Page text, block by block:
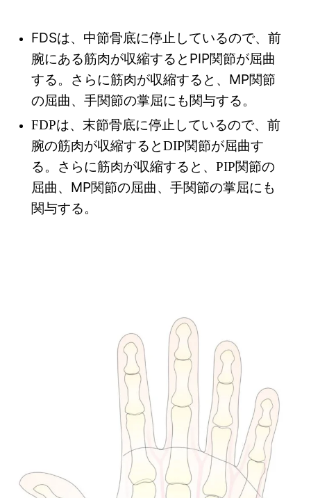
FDSは、中節骨底に停止しているので、前
腕にある筋肉が収縮するとPIP関節が屈曲
する。さらに筋肉が収縮すると、MP関節
の屈曲、手関節の掌屈にも関与する。
FDPは、末節骨底に停止しているので、前
腕の筋肉が収縮するとDIP関節が屈曲す
る。さらに筋肉が収縮すると、PIP関節の
屈曲、 MP関節の屈曲、手関節の掌屈にも
関与する。